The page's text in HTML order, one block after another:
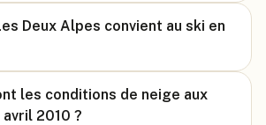
Deux Alpes convient au ski en
les conditions de neige aux
2010 ?